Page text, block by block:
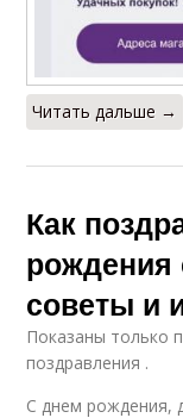
Читать дальше →
Как
советы и
Показаны только
поздравления .
С днем рождения,